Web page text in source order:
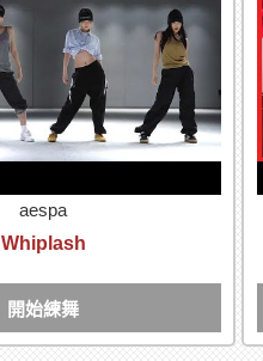
aespa
Whiplash
開始練舞